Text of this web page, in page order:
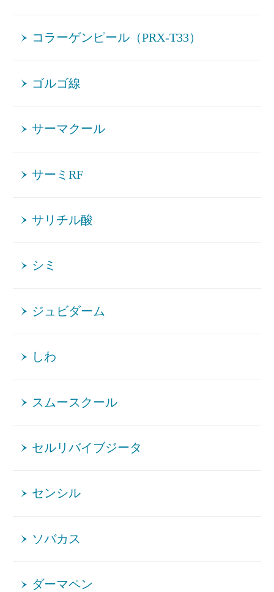
コラーゲンピール（PRX-T33）
ゴルゴ線
サーマクール
サーミRF
サリチル酸
シミ
ジュビダーム
しわ
スムースクール
セルリバイブジータ
センシル
ソバカス
ダーマペン